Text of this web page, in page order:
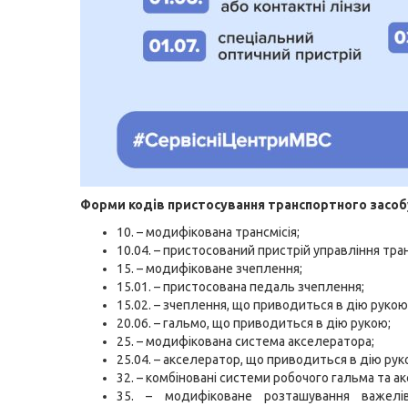
Форми кодів пристосування транспортного
10. – модифікована трансмісія;
10.04. – пристосований пристрій управління
15. – модифіковане зчеплення;
15.01. – пристосована педаль зчеплення;
15.02. – зчеплення, що приводиться в дію
20.06. – гальмо, що приводиться в дію рукою;
25. – модифікована система акселератора;
25.04. – акселератор, що приводиться в дію
32. – комбіновані системи робочого гальма та
35. – модифіковане розташування